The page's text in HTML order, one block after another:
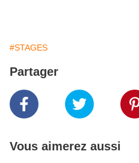
#STAGES
Partager
Vous aimerez aussi